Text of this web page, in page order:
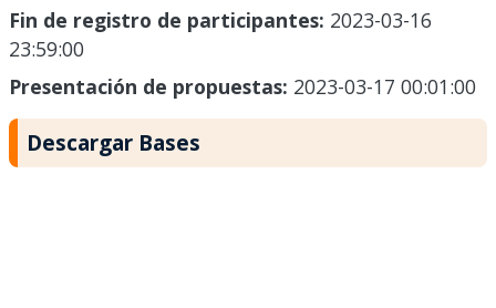
Fin de registro de participantes: 2023-03-16
23:59:00
Presentación de propuestas: 2023-03-17 00:01:00
Descargar Bases